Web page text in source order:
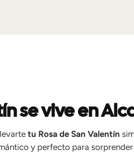
se vive en
tu Rosa de San Valentín
y perfecto para